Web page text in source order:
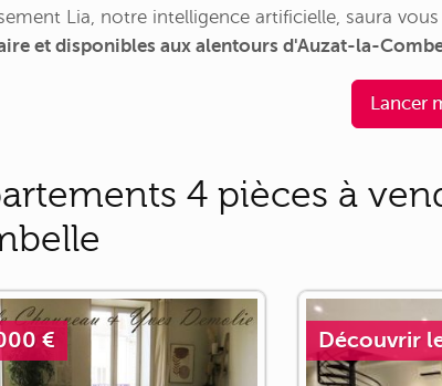
Lia, notre intelligence artificielle, saura
et disponibles aux alentours d'Auzat-la-
Lancer
4 pièces à
€ Découvrir